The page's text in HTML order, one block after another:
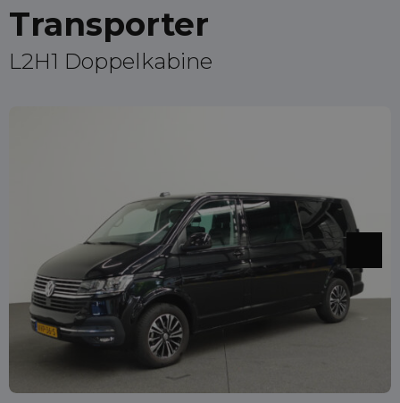
Transporter
L2H1 Doppelkabine